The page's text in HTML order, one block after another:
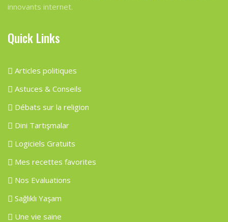
innovants internet.
Quick Links
Articles politiques
Astuces & Conseils
Débats sur la religion
Dini Tartışmalar
Logiciels Gratuits
Mes recettes favorites
Nos Evaluations
Sağlıklı Yaşam
Une vie saine